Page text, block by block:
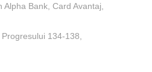
Bank, Card Avantaj,
134-138,